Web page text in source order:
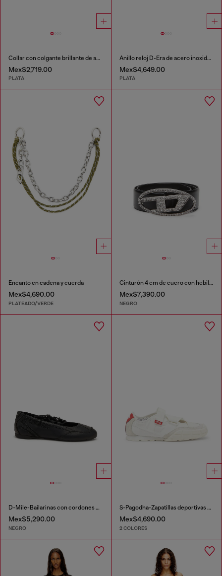
Collar con colgante brillante de acero inoxidable
Mex$2,719.00
PLATA
Anillo reloj D-Era de acero inoxidable
Mex$4,649.00
PLATA
Encanto en cadena y cuerda
Mex$4,690.00
PLATEADO/VERDE
Cinturón 4 cm de cuero con hebilla de cristal
Mex$7,390.00
NEGRO
D-Mile-Bailarinas con cordones de cuero y malla
Mex$5,290.00
NEGRO
S-Pagodha-Zapatillas deportivas sin correas en ripstop
Mex$4,690.00
2 COLORES